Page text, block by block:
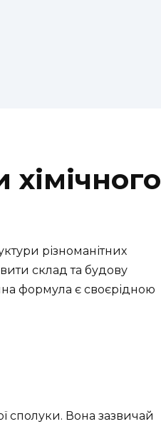
різноманітних
склад та будову
формула є своєрідною
сполуки. Вона зазвичай